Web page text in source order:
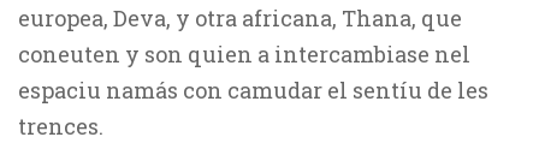
europea, Deva, y otra africana, Thana, que
coneuten y son quien a intercambiase nel
espaciu namás con camudar el sentíu de les
trences.